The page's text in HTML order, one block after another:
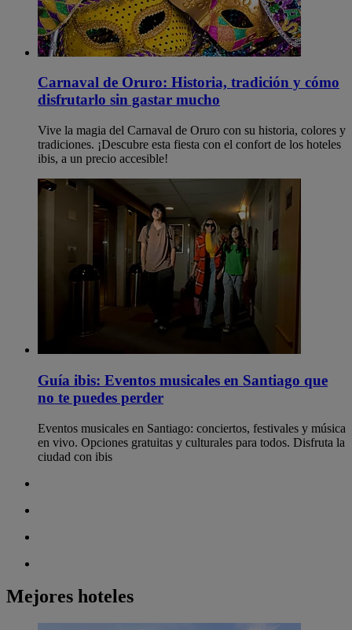
Carnaval de Oruro: Historia, tradición y cómo
disfrutarlo sin gastar mucho
Vive la magia del Carnaval de Oruro con su historia, colores y
tradiciones. ¡Descubre esta fiesta con el confort de los hoteles
ibis, a un precio accesible!
Guía ibis: Eventos musicales en Santiago que
no te puedes perder
Eventos musicales en Santiago: conciertos, festivales y música
en vivo. Opciones gratuitas y culturales para todos. Disfruta la
ciudad con ibis
Mejores hoteles